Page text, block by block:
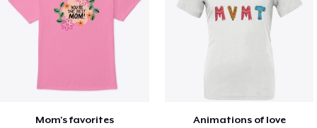
Mom's favorites Animations of love